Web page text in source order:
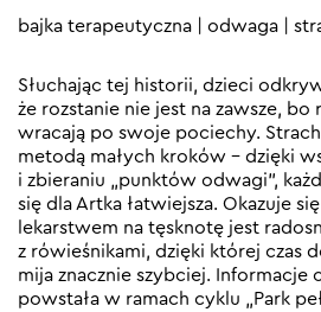
bajka terapeutyczna odwaga
Słuchając tej historii, dzieci
że rozstanie nie jest na zawsze, bo
wracają po swoje pociechy.
metodą małych kroków – dzięki
i zbieraniu „punktów odwagi”,
się dla Artka łatwiejsza. Okazuje
lekarstwem na tęsknotę jest
z rówieśnikami, dzięki której czas
mija znacznie szybciej. Informacje
powstała w ramach cyklu „Park